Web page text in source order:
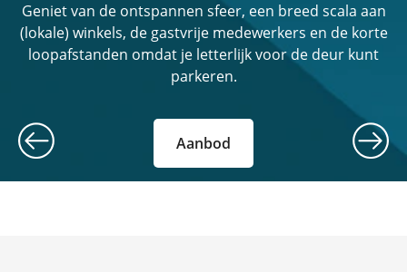
Geniet van de ontspannen sfeer, een breed scala aan
(lokale) winkels, de gastvrije medewerkers en de korte
loopafstanden omdat je letterlijk voor de deur kunt
parkeren.
Aanbod